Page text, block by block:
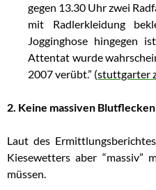
gegen 13.30 Uhr zwei
mit Radlerkleidung
Jogginghose hingegen
Attentat wurde
2007 verübt.” (stuttgarter
2. Keine massiven
Laut des
Kiesewetters aber “massiv”
müssen.